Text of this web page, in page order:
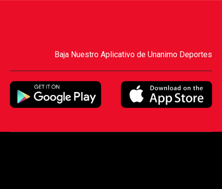
Baja Nuestro Aplicativo de Unanimo Deportes